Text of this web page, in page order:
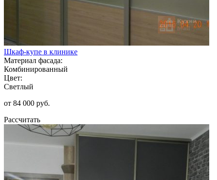
Шкаф-купе в клинике
Материал фасада:
Комбинированный
Цвет:
Светлый
от 84 000 руб.
Рассчитать